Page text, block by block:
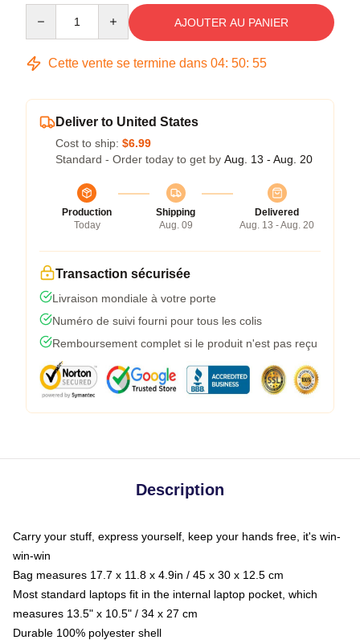
AJOUTER AU PANIER
Cette vente se termine dans 04: 50: 54
Deliver to United States
Cost to ship: $6.99
Standard - Order today to get by Aug. 13 - Aug. 20
Production
Today
Shipping
Aug. 09
Delivered
Aug. 13 - Aug. 20
Transaction sécurisée
Livraison mondiale à votre porte
Numéro de suivi fourni pour tous les colis
Remboursement complet si le produit n'est pas reçu
Description
Carry your stuff, express yourself, keep your hands free, it's win-
win-win
Bag measures 17.7 x 11.8 x 4.9in / 45 x 30 x 12.5 cm
Most standard laptops fit in the internal laptop pocket, which
measures 13.5" x 10.5" / 34 x 27 cm
Durable 100% polyester shell